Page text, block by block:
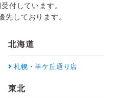
付しています。
先しております。
北海道
札幌・羊ケ丘通り店
東北